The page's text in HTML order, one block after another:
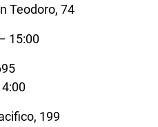
Teodoro, 74
15:00
199